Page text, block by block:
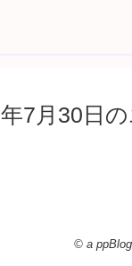
7月30日
© a